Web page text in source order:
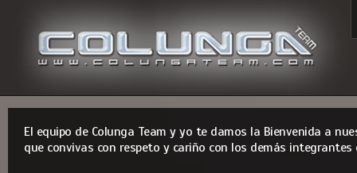
El equipo de Colunga Team y yo te damos la Bienvenida a
que convivas con respeto y cariño con los demás integrantes